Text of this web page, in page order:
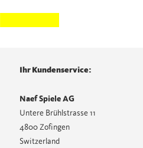
Ihr Kundenservice:
Naef Spiele AG
Untere Brühlstrasse 11
4800 Zofingen
Switzerland